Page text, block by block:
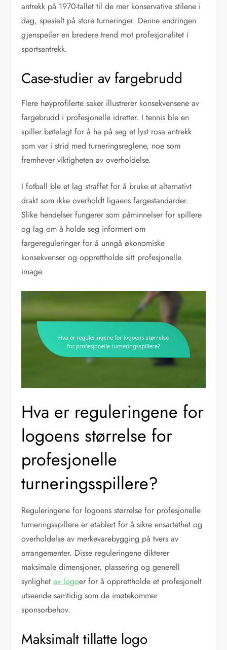
antrekk på 1970-tallet til de mer konservative stilene i
dag, spesielt på store turneringer. Denne endringen
gjenspeiler en bredere trend mot profesjonalitet i
sportsantrekk.
Case-studier av fargebrudd
Flere høyprofilerte saker illustrerer konsekvensene av
fargebrudd i profesjonelle idretter. I tennis ble en
spiller bøtelagt for å ha på seg et lyst rosa antrekk
som var i strid med turneringsreglene, noe som
fremhever viktigheten av overholdelse.
I fotball ble et lag straffet for å bruke et alternativt
drakt som ikke overholdt ligaens fargestandarder.
Slike hendelser fungerer som påminnelser for spillere
og lag om å holde seg informert om
fargereguleringer for å unngå økonomiske
konsekvenser og opprettholde sitt profesjonelle
image.
Hva er reguleringene for
logoens størrelse for
profesjonelle
turneringsspillere?
Reguleringene for logoens størrelse for profesjonelle
turneringsspillere er etablert for å sikre ensartethet og
overholdelse av merkevarebygging på tvers av
arrangementer. Disse reguleringene dikterer
maksimale dimensjoner, plassering og generell
synlighetav logoer for å opprettholde et profesjonelt
utseende samtidig som de imøtekommer
sponsorbehov.
Maksimalt tillatte logo